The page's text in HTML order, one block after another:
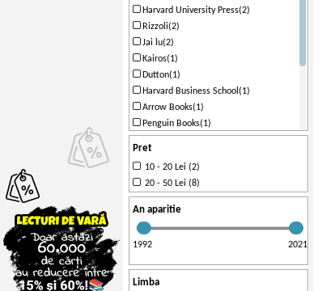
Harvard University Press(2)
Rizzoli(2)
Jai lu(2)
Kairos(1)
Dutton(1)
Harvard Business School(1)
Arrow Books(1)
Penguin Books(1)
Carl Hanser(1)
HarperCollins(1)
Robert Laffont(1)
Allfa(1)
Pret
10 - 20 Lei (2)
20 - 50 Lei (8)
An aparitie
1992 2021
Limba